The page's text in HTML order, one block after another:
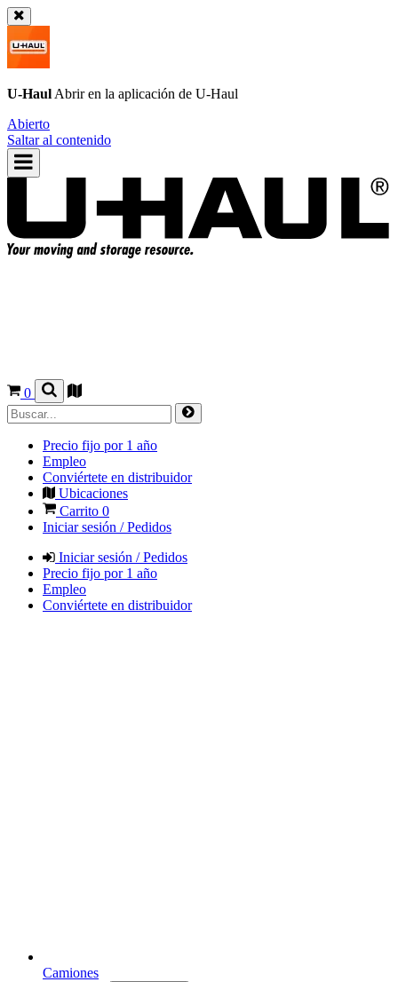
U-Haul Abrir en la aplicación de U-Haul
Abierto
Saltar al contenido
0
Precio fijo por 1 año
Empleo
Conviértete en distribuidor
Ubicaciones
Carrito 0
Iniciar sesión / Pedidos
Iniciar sesión / Pedidos
Precio fijo por 1 año
Empleo
Conviértete en distribuidor
Camiones